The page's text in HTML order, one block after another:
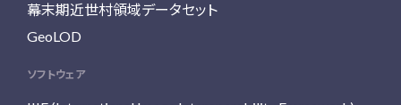
幕末期近世村領域データセット
GeoLOD
ソフトウェア